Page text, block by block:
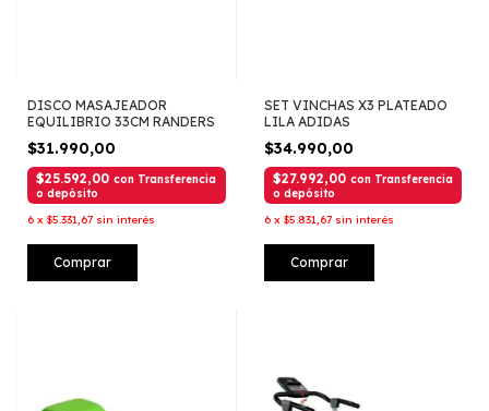
DISCO MASAJEADOR
EQUILIBRIO 33CM RANDERS
$31.990,00
$25.592,00 con Transferencia
o depósito
6 x $5.331,67 sin interés
Comprar
SET VINCHAS X3 PLATEADO
LILA ADIDAS
$34.990,00
$27.992,00 con Transferencia
o depósito
6 x $5.831,67 sin interés
Comprar